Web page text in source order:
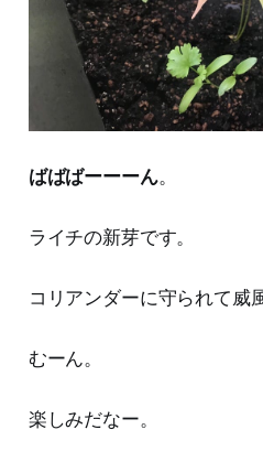
ばばばーーーん。
ライチの新芽です。
コリアンダーに守られて威
むーん。
楽しみだなー。